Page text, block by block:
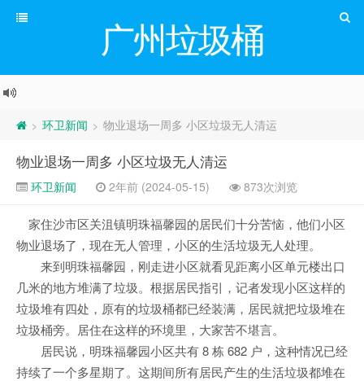
广州垃圾桶
> 环卫新闻 > 物业退场一周多 小区垃圾无人清运
物业退场一周多 小区垃圾无人清运
环卫新闻 2年前 (2024-05-15) 873次浏览
家住沙市区关沮镇明珠福馨园的居民们十分苦恼，他们小区
物业退场了，现在无人管理，小区的生活垃圾无人处理。
来到明珠福馨园，刚走进小区就看见距离小区单元楼出口
几米的地方堆满了垃圾。根据居民指引，记者发现小区这样的
垃圾堆有四处，原有的垃圾桶都已经装满，居民就把垃圾堆在
垃圾桶旁。居住在这样的环境里，大家苦不堪言。
居民说，明珠福馨园小区共有 8 栋 682 户，这种情况已经
持续了一个多星期了。这期间所有居民产生的生活垃圾都堆在